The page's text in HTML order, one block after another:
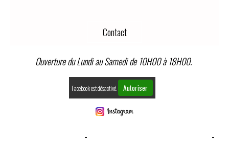
Contact
Ouverture du Lundi au Samedi de 10H00 à 18H00.
Facebook est désactivé. Autoriser